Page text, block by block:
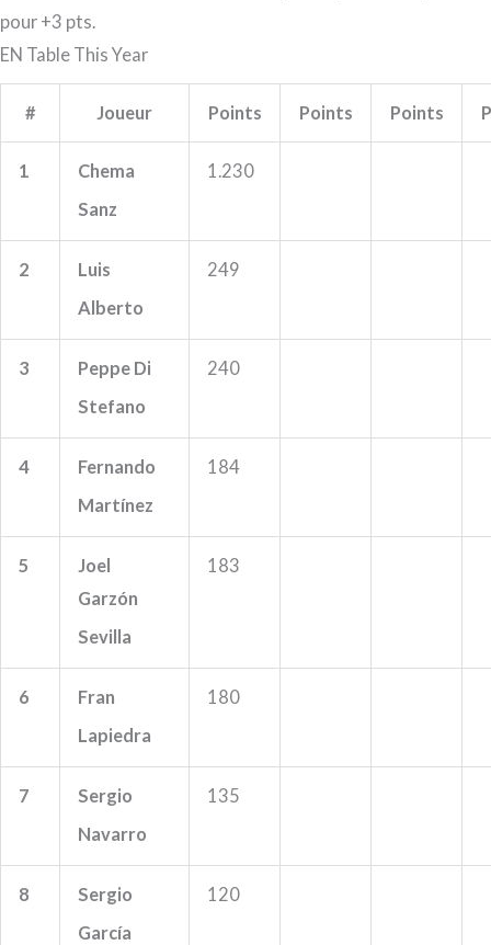
pour +3 pts.
EN Table This Year
# Joueur Points Points Points
1
Chema
Sanz
1.230
2
Luis
Alberto
249
3
Peppe Di
Stefano
240
4
Fernando
Martínez
184
5
Joel
Garzón
Sevilla
183
6
Fran
Lapiedra
180
7
Sergio
Navarro
135
8
Sergio
García
120